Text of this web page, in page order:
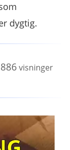
dygtig.
886 visninger